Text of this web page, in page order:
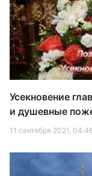
Усекновение
и душевные
11 сентября 2021,